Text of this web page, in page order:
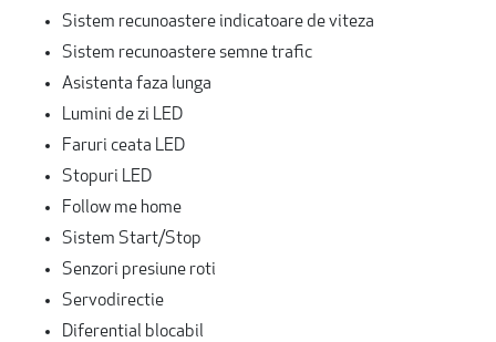
Sistem recunoastere indicatoare de viteza
Sistem recunoastere semne trafic
Asistenta faza lunga
Lumini de zi LED
Faruri ceata LED
Stopuri LED
Follow me home
Sistem Start/Stop
Senzori presiune roti
Servodirectie
Diferential blocabil